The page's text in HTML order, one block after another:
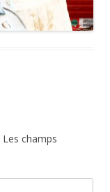
Les champs